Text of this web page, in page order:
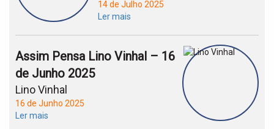
14 de Julho 2025
Ler mais
Assim Pensa Lino Vinhal – 16
de Junho 2025
Lino Vinhal
16 de Junho 2025
Ler mais